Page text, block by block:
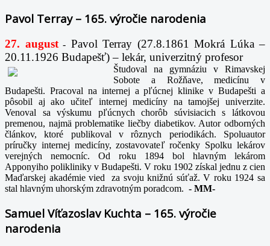
Pavol Terray – 165. výročie narodenia
27. august- Pavol Terray (27.8.1861 Mokrá Lúka –
20.11.1926 Budapešť) – lekár, univerzitný profesor
Študoval na gymnáziu v Rimavskej
Sobote a Rožňave, medicínu v
Budapešti. Pracoval na internej a pľúcnej klinike v Budapešti a
pôsobil aj ako učiteľ internej medicíny na tamojšej univerzite.
Venoval sa výskumu pľúcnych chorôb súvisiacich s látkovou
premenou, najmä problematike liečby diabetikov. Autor odborných
článkov, ktoré publikoval v rôznych periodikách. Spoluautor
príručky internej medicíny, zostavovateľ ročenky Spolku lekárov
verejných nemocníc. Od roku 1894 bol hlavným lekárom
Apponyiho polikliniky v Budapešti. V roku 1902 získal jednu z cien
Maďarskej akadémie vied za svoju knižnú súťaž. V roku 1924 sa
stal hlavným uhorským zdravotným poradcom. - MM-
Samuel Víťazoslav Kuchta – 165. výročie
narodenia